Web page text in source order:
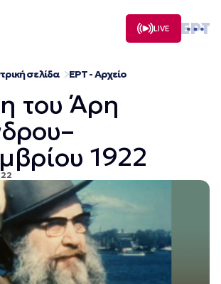
LIVE
σελίδα ΕΡΤ - Αρχείο
του Άρη
1922